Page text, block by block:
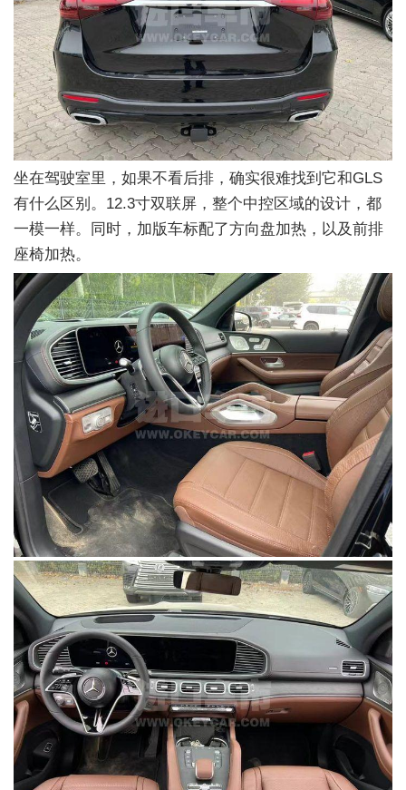
坐在驾驶室里，如果不看后排，确实很难找到它和GLS
有什么区别。12.3寸双联屏，整个中控区域的设计，都
一模一样。同时，加版车标配了方向盘加热，以及前排
座椅加热。